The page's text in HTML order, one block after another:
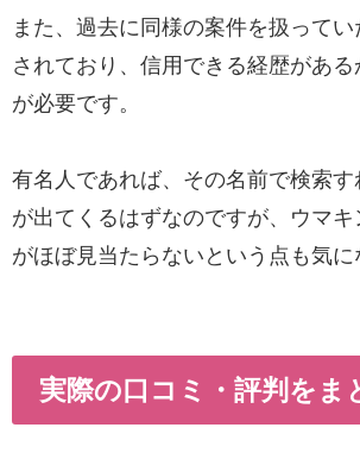
また、過去に同様の案件を扱って
されており、信用できる経歴があ
が必要です。
有名人であれば、その名前で検索す
が出てくるはずなのですが、ウマ
がほぼ見当たらないという点も気に
実際の口コミ・評判をま